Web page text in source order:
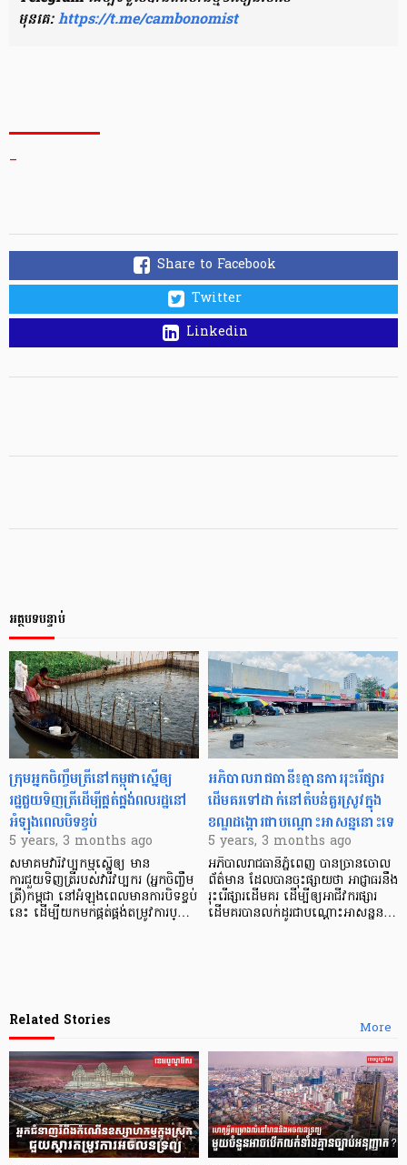
មុនគេ:https://t.me/cambonomist
_
Share to Facebook
Twitter
Linkedin
អត្ថបទបន្ទាប់
ក្រុមអ្នកចិញ្ចឹមត្រីនៅកម្ពុជាស្នើឲ្យ
រដ្ឋជួយទិញត្រីដើម្បីផ្គត់ផ្គង់ពលរដ្ឋនៅ
អំឡុងពេលបិទខ្ទប់
5 years, 3 months ago
សមាគមវារីវប្បកម្មស្នើឲ្យ មាន
ការជួយទិញត្រីរបស់វារីវប្បករ (អ្នកចិញ្ចឹម
ត្រី)កម្ពុជា នៅអំឡុងពេលមានការបិទខ្ទប់
នេះ ដើម្បីយកមកផ្គត់ផ្គង់តម្រូវការប្…
អភិបាលរាជធានី៖គ្មានការរុះរើផ្សារ
ដើមគរទៅដាក់នៅតំបន់គួរស្រូវក្នុង
ខណ្ឌដង្កោរជាបណ្តោះអាសន្ននោះទេ
5 years, 3 months ago
អភិបាលរាជធានីភ្នំពេញ បានច្រានចោល
ព័ត៌មាន ដែលបានចុះផ្សាយថា អាជ្ញាធរនឹង
រុះរើផ្សារដើមគរ ដើម្បីឲ្យអាជីវករផ្សារ
ដើមគរបានលក់ដូរជាបណ្តោះអាសន្នន…
More
Related Stories